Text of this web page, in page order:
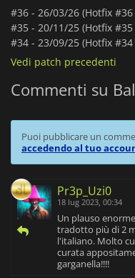
#36 - 26/03/26 (Hotfix
#35 - 20/11/25 (Hotfix
#34 - 23/09/25 (Hotfix
Vedi patch precedenti
Commenti su
Puoi pubblicare un
accedendo al tuo
Pr3p_Uzi0
18 lug 2023, 00:34
Un plauso
tradotto più di 2
l'italiano. Molto
curata
garganella!!!!